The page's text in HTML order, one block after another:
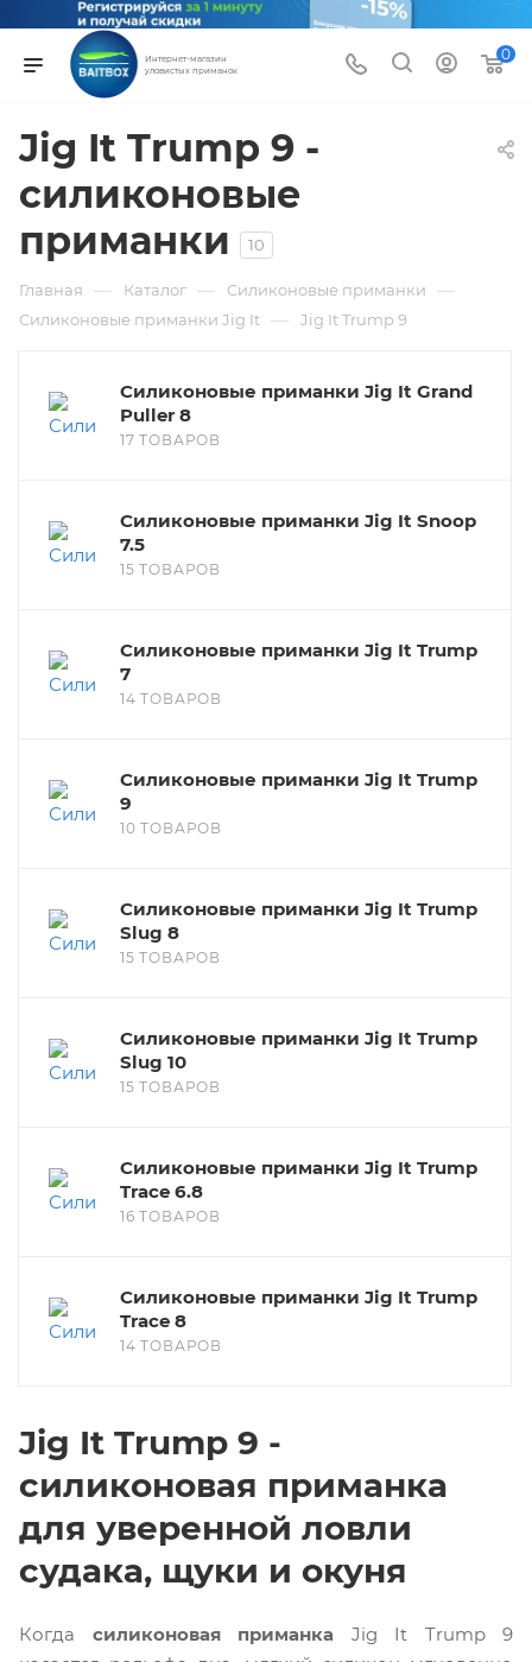
Интернет-магазин
уловистых приманок
0
Jig It Trump 9 -
силиконовые
приманки
10
Главная — Каталог — Силиконовые приманки —
Силиконовые приманки Jig It — Jig It Trump 9
Силиконовые приманки Jig It Grand
Puller 8
17 ТОВАРОВ
Силиконовые приманки Jig It Snoop
7.5
15 ТОВАРОВ
Силиконовые приманки Jig It Trump
7
14 ТОВАРОВ
Силиконовые приманки Jig It Trump
9
10 ТОВАРОВ
Силиконовые приманки Jig It Trump
Slug 8
15 ТОВАРОВ
Силиконовые приманки Jig It Trump
Slug 10
15 ТОВАРОВ
Силиконовые приманки Jig It Trump
Trace 6.8
16 ТОВАРОВ
Силиконовые приманки Jig It Trump
Trace 8
14 ТОВАРОВ
Jig It Trump 9 -
силиконовая приманка
для уверенной ловли
судака, щуки и окуня
Когда силиконовая приманка Jig It Trump 9